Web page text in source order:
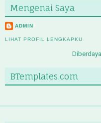
Mengenai Saya
ADMIN
LIHAT PROFIL LENGKAPKU
BTemplates.com